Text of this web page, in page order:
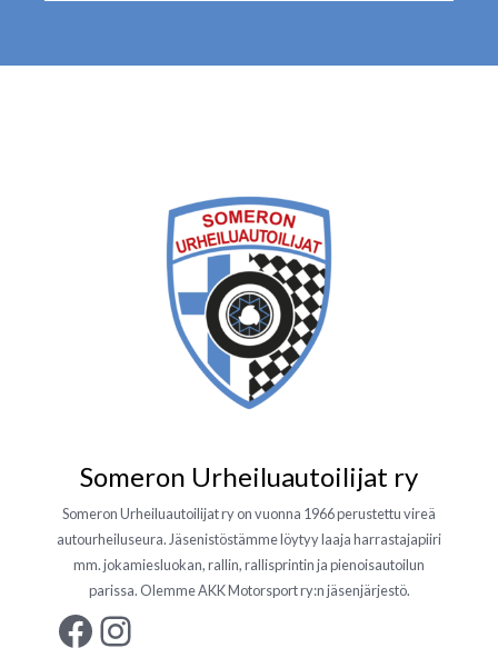
Someron Urheiluautoilijat ry
Someron Urheiluautoilijat ry on vuonna 1966 perustettu vireä
autourheiluseura. Jäsenistöstämme löytyy laaja harrastajapiiri
mm. jokamiesluokan, rallin, rallisprintin ja pienoisautoilun
parissa. Olemme AKK Motorsport ry:n jäsenjärjestö.
Facebook
Instagram